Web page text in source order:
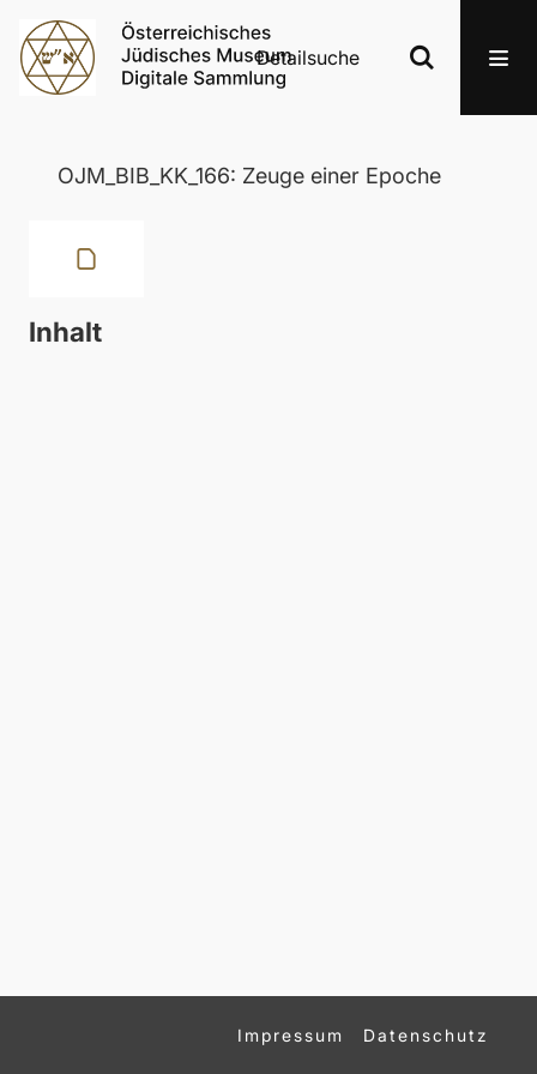
Detailsuche
OJM_BIB_KK_166: Zeuge einer Epoche
Inhalt
Impressum Datenschutz